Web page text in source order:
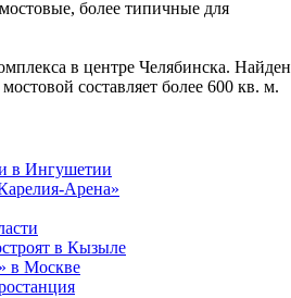
более типичные для
в центре Челябинска. Найден
составляет более 600 кв. м.
в Ингушетии
Арена»
в Кызыле
в Москве